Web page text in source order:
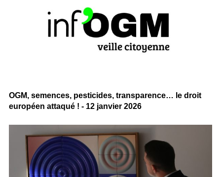
OGM, semences, pesticides, transparence… le droit
européen attaqué ! - 12 janvier 2026